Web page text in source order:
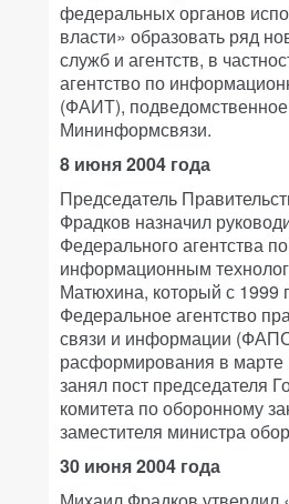
федеральных органов
власти» образовать ряд
служб и агентств, в
агентство по
(ФАИТ), подведомственное
Мининформсвязи.
8 июня 2004 года
Председатель
Фрадков назначил
Федерального агентства по
информационным
Матюхина, который с 1999
Федеральное агентство
связи и информации
расформирования в марте
занял пост председателя
комитета по оборонному
заместителя министра
30 июня 2004 года